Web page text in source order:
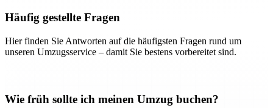
Häufig gestellte Fragen
Hier finden Sie Antworten auf die häufigsten Fragen rund um
unseren Umzugsservice – damit Sie bestens vorbereitet sind.
Wie früh sollte ich meinen Umzug buchen?